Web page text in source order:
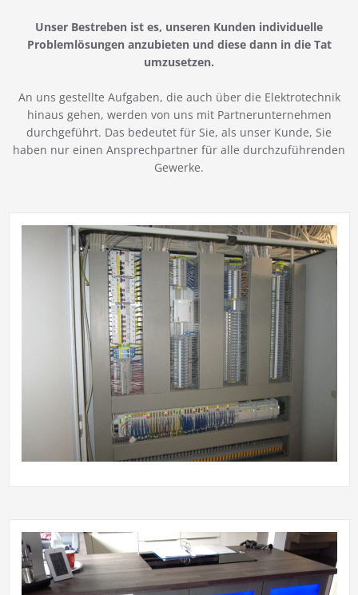
Unser Bestreben ist es, unseren Kunden individuelle
Problemlösungen anzubieten und diese dann in die Tat
umzusetzen.
An uns gestellte Aufgaben, die auch über die Elektrotechnik
hinaus gehen, werden von uns mit Partnerunternehmen
durchgeführt. Das bedeutet für Sie, als unser Kunde, Sie
haben nur einen Ansprechpartner für alle durchzuführenden
Gewerke.